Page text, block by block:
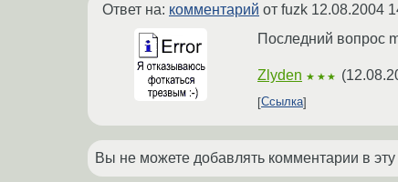
Ответ на: комментарий от fuzk 12.08.2004
Последний вопрос
Zlyden ★★★ (
Ссылка
Вы не можете добавлять комментарии в